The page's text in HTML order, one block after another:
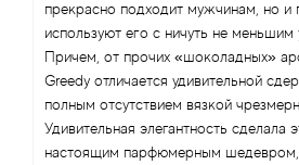
прекрасно подходит мужчинам, но и
используют его с ничуть не меньшим
Причем, от прочих «шоколадных»
Greedy отличается удивительной
полным отсутствием вязкой
Удивительная элегантность сделала
настоящим парфюмерным
Armand Basi
Arrogance
Arte Profumi